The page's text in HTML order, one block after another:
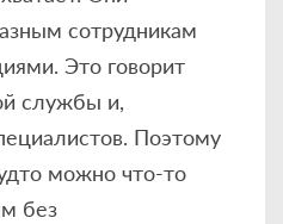
сотрудникам
Это говорит
службы и,
Поэтому
можно что-то
без